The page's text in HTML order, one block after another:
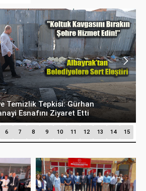
Yeni Parti’ye Geçişte
6 7 8 9 10 11 12 13 14 15